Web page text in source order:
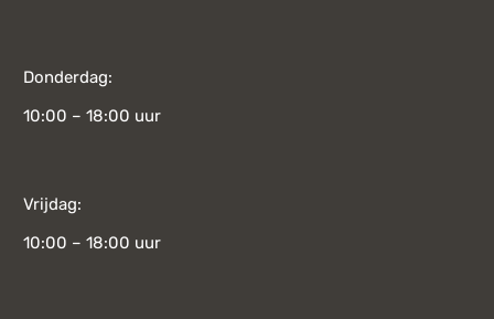
Donderdag:
10:00 – 18:00 uur
Vrijdag:
10:00 – 18:00 uur